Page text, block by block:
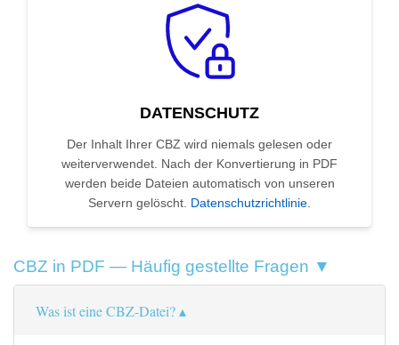
DATENSCHUTZ
Der Inhalt Ihrer CBZ wird niemals gelesen oder
weiterverwendet. Nach der Konvertierung in PDF
werden beide Dateien automatisch von unseren
Servern gelöscht. Datenschutzrichtlinie.
CBZ in PDF — Häufig gestellte Fragen ▼
Was ist eine CBZ-Datei?